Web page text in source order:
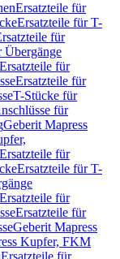
Ersatzteile für
Ersatzteile für T-
für
Übergänge
Ersatzteile für
Ersatzteile für
T-Stücke für
für
Geberit Mapress
Ersatzteile für
Ersatzteile für T-
Ersatzteile für
Ersatzteile für
Geberit Mapress
Kupfer, FKM
Ersatzteile für